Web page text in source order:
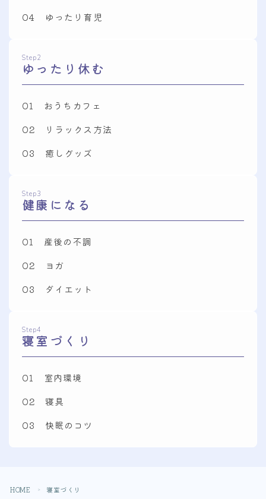
04 ゆったり育児
Step2
ゆったり休む
01 おうちカフェ
02 リラックス方法
03 癒しグッズ
Step3
健康になる
01 産後の不調
02 ヨガ
03 ダイエット
Step4
寝室づくり
01 室内環境
02 寝具
03 快眠のコツ
HOME ＞ 寝室づくり